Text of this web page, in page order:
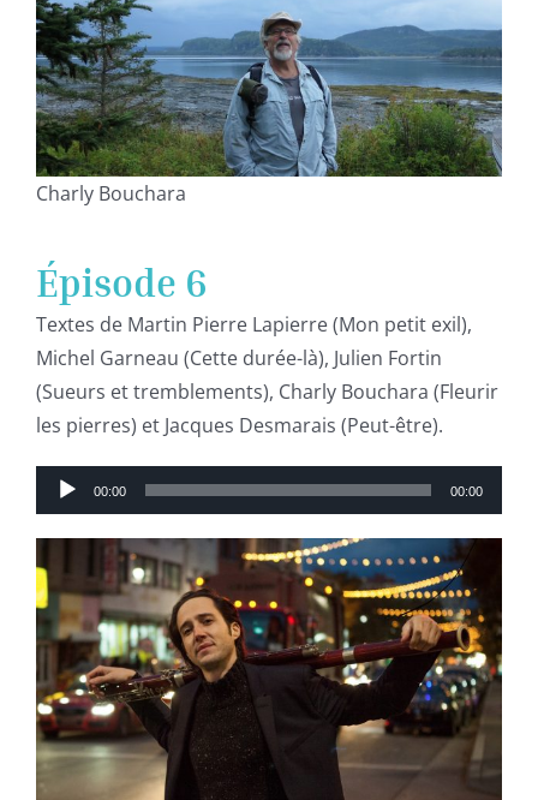
Charly Bouchara
Épisode 6
Textes de Martin Pierre Lapierre (Mon petit exil),
Michel Garneau (Cette durée-là), Julien Fortin
(Sueurs et tremblements), Charly Bouchara (Fleurir
les pierres) et Jacques Desmarais (Peut-être).
Lecteur
audio
00:00 00:00